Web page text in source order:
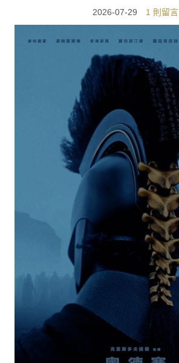
2026-07-29 1 則留言